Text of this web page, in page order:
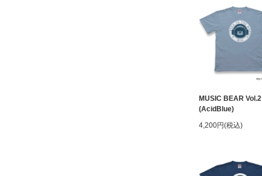
MUSIC BEAR
(AcidBlue)
4,200円(税込)